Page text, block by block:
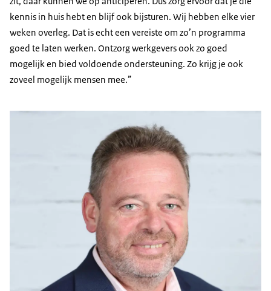
kennis in huis hebt en blijf ook bijsturen. Wij hebben elke vier
weken overleg. Dat is echt een vereiste om zo’n programma
goed te laten werken. Ontzorg werkgevers ook zo goed
mogelijk en bied voldoende ondersteuning. Zo krijg je ook
zoveel mogelijk mensen mee.”